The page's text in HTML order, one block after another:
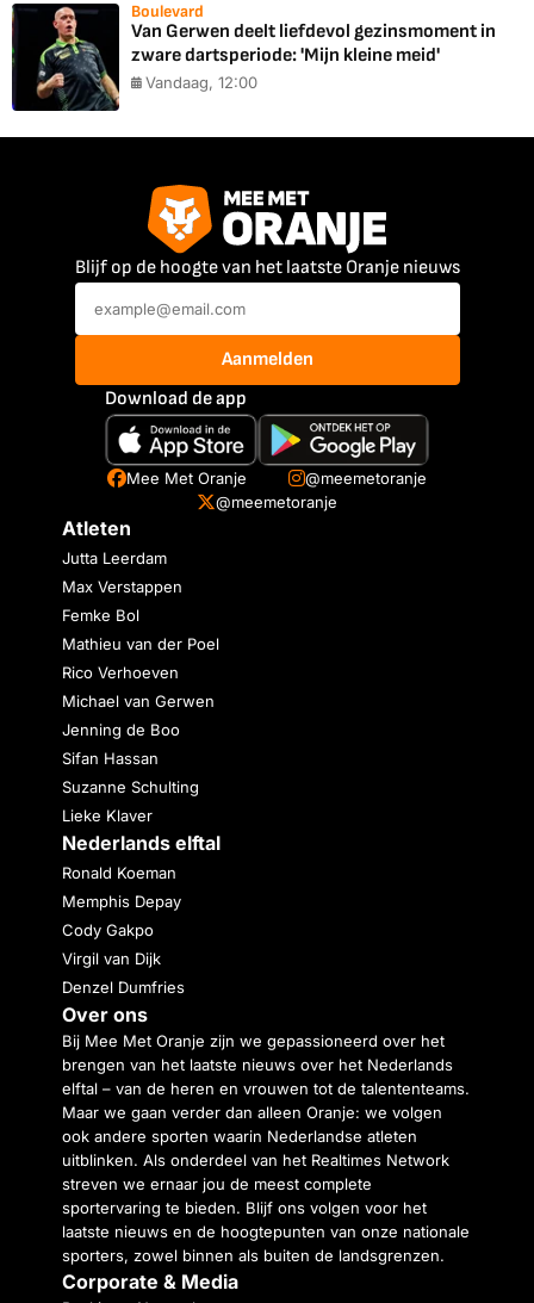
Boulevard
Van Gerwen deelt liefdevol gezinsmoment in
zware dartsperiode: 'Mijn kleine meid'
Vandaag, 12:00
Blijf op de hoogte van het laatste Oranje nieuws
Aanmelden
Download de app
Mee Met Oranje
@meemetoranje
@meemetoranje
Atleten
Jutta Leerdam
Max Verstappen
Femke Bol
Mathieu van der Poel
Rico Verhoeven
Michael van Gerwen
Jenning de Boo
Sifan Hassan
Suzanne Schulting
Lieke Klaver
Nederlands elftal
Ronald Koeman
Memphis Depay
Cody Gakpo
Virgil van Dijk
Denzel Dumfries
Over ons
Bij Mee Met Oranje zijn we gepassioneerd over het
brengen van het laatste nieuws over het Nederlands
elftal – van de heren en vrouwen tot de talententeams.
Maar we gaan verder dan alleen Oranje: we volgen
ook andere sporten waarin Nederlandse atleten
uitblinken. Als onderdeel van het Realtimes Network
streven we ernaar jou de meest complete
sportervaring te bieden. Blijf ons volgen voor het
laatste nieuws en de hoogtepunten van onze nationale
sporters, zowel binnen als buiten de landsgrenzen.
Corporate & Media